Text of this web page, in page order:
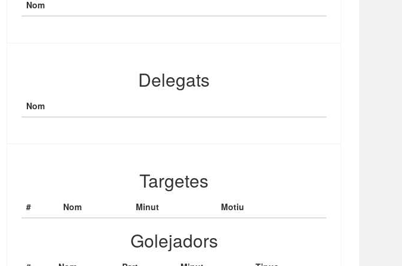
Nom
Delegats
Nom
Targetes
# Nom Minut Motiu
Golejadors